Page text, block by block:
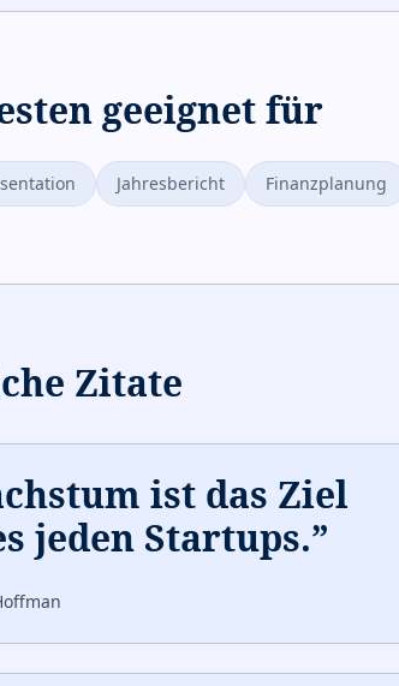
geeignet für
Jahresbericht Finanzplanung
Zitate
ist das Ziel
jeden Startups.”